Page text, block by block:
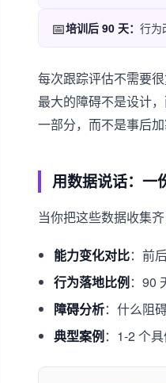
📅培训后 90 天： 行为
每次跟踪评估不需要
最大的障碍不是设计
一部分，而不是事后加
用数据说话：一
当你把这些数据收集
能力变化对比：前
行为落地比例：90
障碍分析：什么阻
典型案例：1-2 个